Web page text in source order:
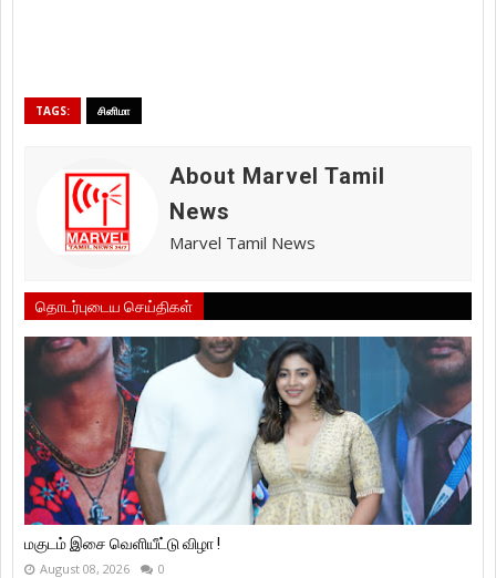
TAGS: சினிமா
About Marvel Tamil
News
Marvel Tamil News
தொடர்புடைய செய்திகள்
மகுடம் இசை வெளியீட்டு விழா !
August 08, 2026 0